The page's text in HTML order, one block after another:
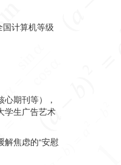
计算机等级
期刊等），
学生广告艺术
解焦虑的“安慰